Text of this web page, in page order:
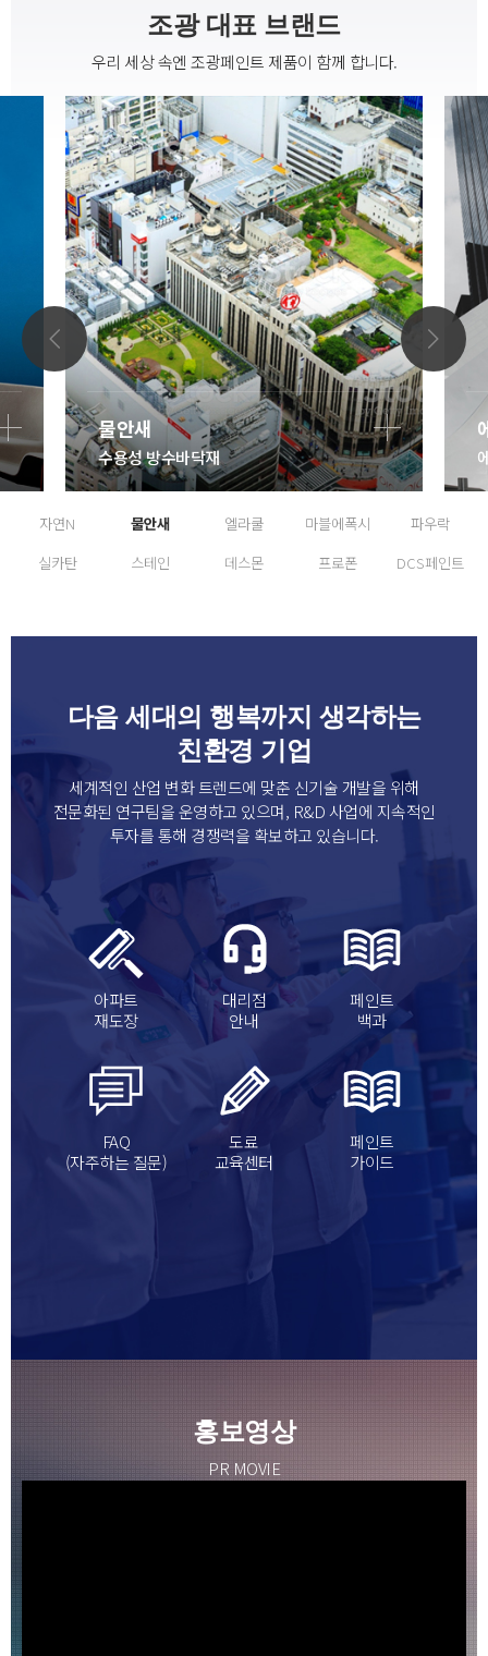
조광 대표 브랜드
우리 세상 속엔 조광페인트 제품이 함께 합니다.
물안새
수용성 방수바닥재
자연N 물안새 엘라쿨 마블에폭시
파우락
실카탄
스테인 데스몬 프로폰 DCS페인트
다음 세대의 행복까지 생각하는
친환경 기업
세계적인 산업 변화 트렌드에 맞춘 신기술 개발을 위해
전문화된 연구팀을 운영하고 있으며, R&D 사업에 지속적인
투자를 통해 경쟁력을 확보하고 있습니다.
아파트
재도장
대리점
안내
페인트
백과
FAQ
(자주하는 질문)
도료
교육센터
페인트
가이드
홍보영상
PR MOVIE